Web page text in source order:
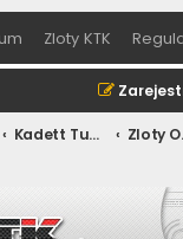
Zloty KTK
Kadett Tuning Klub
Zloty